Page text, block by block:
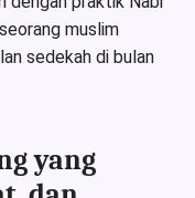
sedekah di bulan
yang